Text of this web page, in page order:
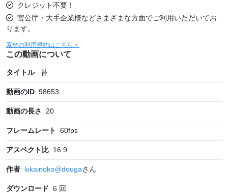
クレジット不要！
官公庁・大手企業様などさまざまな方面でご利用いただいてお
ります。
素材の利用規約はこちら＞
この動画について
タイトル 苔
動画のID 98653
動画の長さ 20
フレームレート 60fps
アスペクト比 16:9
作者 kikainoko@dougaさん
ダウンロード 6 回